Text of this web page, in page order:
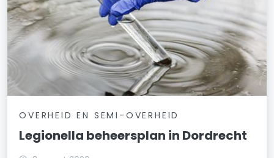
OVERHEID EN SEMI-OVERHEID
Legionella beheersplan in Dordrecht